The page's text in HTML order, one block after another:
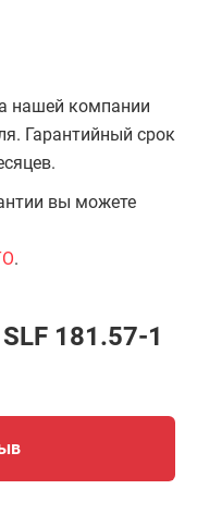
нашей компании
Гарантийный срок
вы можете
.
181.57-1